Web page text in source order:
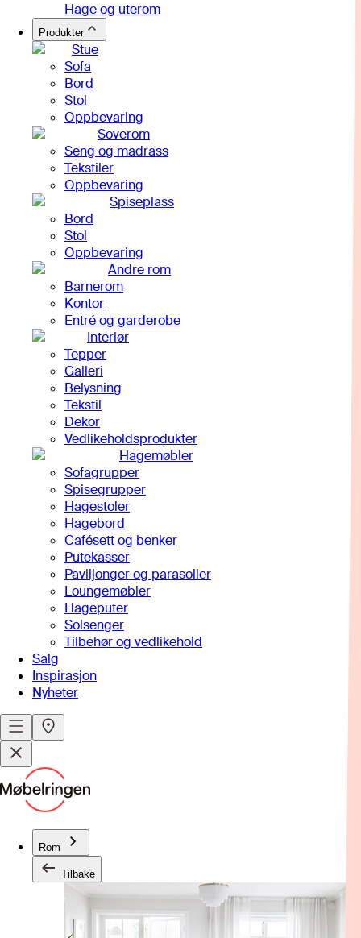
Hage og uterom
Produkter
Stue
Sofa
Bord
Stol
Oppbevaring
Soverom
Seng og madrass
Tekstiler
Oppbevaring
Spiseplass
Bord
Stol
Oppbevaring
Andre rom
Barnerom
Kontor
Entré og garderobe
Interiør
Tepper
Galleri
Belysning
Tekstil
Dekor
Vedlikeholdsprodukter
Hagemøbler
Sofagrupper
Spisegrupper
Hagestoler
Hagebord
Cafésett og benker
Putekasser
Paviljonger og parasoller
Loungemøbler
Hageputer
Solsenger
Tilbehør og vedlikehold
Salg
Inspirasjon
Nyheter
Rom
Tilbake